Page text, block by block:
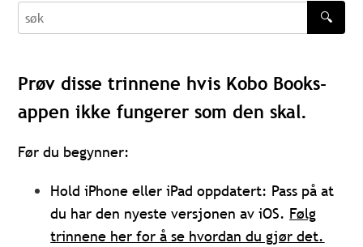
søk
🔍
Prøv disse trinnene hvis Kobo Books-
appen ikke fungerer som den skal.
Før du begynner:
Hold iPhone eller iPad oppdatert: Pass på at
du har den nyeste versjonen av iOS. Følg
trinnene her for å se hvordan du gjør det.